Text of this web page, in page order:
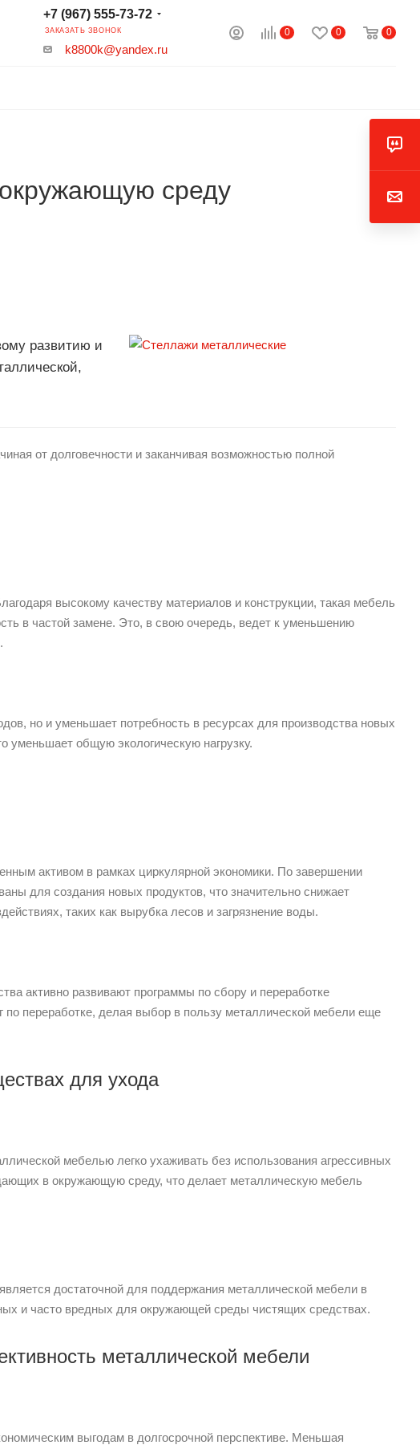
0 0 0
+7 (967) 555-73-72
ЗАКАЗАТЬ ЗВОНОК
k8800k@yandex.ru
среду
развитию и
от долговечности и заканчивая возможностью полной
высокому качеству материалов и конструкции, такая мебель
в частой замене. Это, в свою очередь, ведет к уменьшению
но и уменьшает потребность в ресурсах для производства новых
уменьшает общую экологическую нагрузку.
активом в рамках циркулярной экономики. По завершении
для создания новых продуктов, что значительно снижает
таких как вырубка лесов и загрязнение воды.
активно развивают программы по сбору и переработке
переработке, делая выбор в пользу металлической мебели еще
для ухода
мебелью легко ухаживать без использования агрессивных
в окружающую среду, что делает металлическую мебель
достаточной для поддержания металлической мебели в
и часто вредных для окружающей среды чистящих средствах.
металлической мебели
выгодам в долгосрочной перспективе. Меньшая